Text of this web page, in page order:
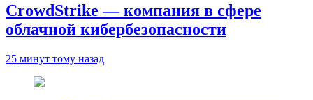
CrowdStrike — компания в сфере
облачной кибербезопасности
25 минут тому назад